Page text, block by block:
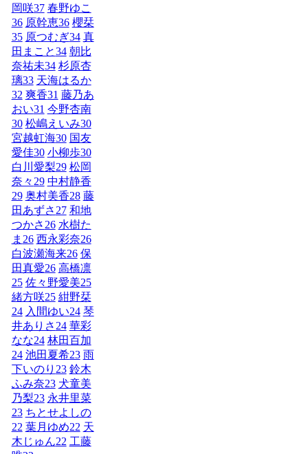
岡咲37 春野ゆこ
36 原幹恵36 櫻栞
35 原つむぎ34 真
田まこと34 朝比
奈祐未34 杉原杏
璃33 天海はるか
32 爽香31 藤乃あ
おい31 今野杏南
30 松嶋えいみ30
宮越虹海30 国友
愛佳30 小柳歩30
白川愛梨29 松岡
奈々 29 中村静香
29 奥村美香28 藤
田あずさ 27 和地
つかさ 26 水樹た
ま 26 西永彩奈26
白波瀬海来26 保
田真愛26 高橋凛
25 佐々野愛美25
緒方咲25 紺野栞
24 入間ゆい24 琴
井ありさ 24 華彩
なな24 林田百加
24 池田夏希23 雨
下いのり 23 鈴木
ふみ奈23 犬童美
乃梨23 永井里菜
23 ちとせよしの
22 葉月ゆめ22 天
木じゅん22 工藤